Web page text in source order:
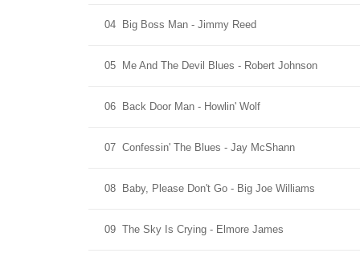
04 Big Boss Man - Jimmy Reed
05 Me And The Devil Blues - Robert Johnson
06 Back Door Man - Howlin' Wolf
07 Confessin' The Blues - Jay McShann
08 Baby, Please Don't Go - Big Joe Williams
09 The Sky Is Crying - Elmore James